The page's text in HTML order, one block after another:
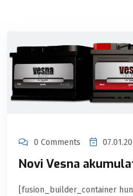
0 Comments
Novi Vesna
[fusion_builder_container